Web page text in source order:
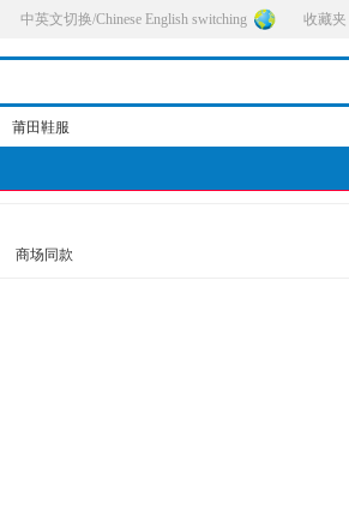
中英文切换/Chinese English switching 收藏夹
莆田鞋服
商场同款